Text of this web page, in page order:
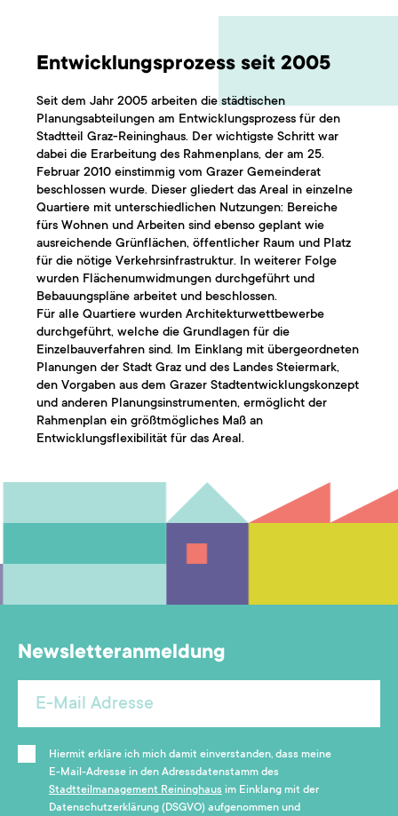
Entwicklungsprozess seit 2005
Seit dem Jahr 2005 arbeiten die städtischen
Planungsabteilungen am Entwicklungsprozess für den
Stadtteil Graz-Reininghaus. Der wichtigste Schritt war
dabei die Erarbeitung des Rahmenplans, der am 25.
Februar 2010 einstimmig vom Grazer Gemeinderat
beschlossen wurde. Dieser gliedert das Areal in einzelne
Quartiere mit unterschiedlichen Nutzungen: Bereiche
fürs Wohnen und Arbeiten sind ebenso geplant wie
ausreichende Grünflächen, öffentlicher Raum und Platz
für die nötige Verkehrsinfrastruktur. In weiterer Folge
wurden Flächenumwidmungen durchgeführt und
Bebauungspläne arbeitet und beschlossen.
Für alle Quartiere wurden Architekturwettbewerbe
durchgeführt, welche die Grundlagen für die
Einzelbauverfahren sind. Im Einklang mit übergeordneten
Planungen der Stadt Graz und des Landes Steiermark,
den Vorgaben aus dem Grazer Stadtentwicklungskonzept
und anderen Planungsinstrumenten, ermöglicht der
Rahmenplan ein größtmögliches Maß an
Entwicklungsflexibilität für das Areal.
Newsletteranmeldung
Hiermit erkläre ich mich damit einverstanden, dass meine
E-Mail-Adresse in den Adressdatenstamm des
Stadtteilmanagement Reininghaus im Einklang mit der
Datenschutzerklärung (DSGVO) aufgenommen und